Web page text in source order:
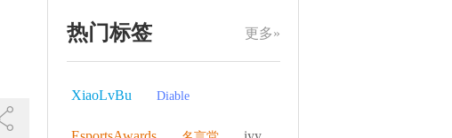
更多»
热门标签
XiaoLvBu Diable